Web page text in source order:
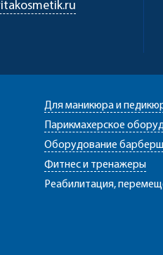
Для маникюра и
Парикмахерское
Оборудование
Фитнес и тренажеры
Реабилитация,